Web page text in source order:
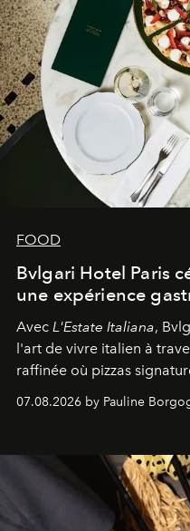
FOOD
Bvlgari Hotel Paris
une expérience
Avec L'Estate Italiana,
l'art de vivre italien à
raffinée où pizzas
d'exception composent
07.08.2026 by Pauline